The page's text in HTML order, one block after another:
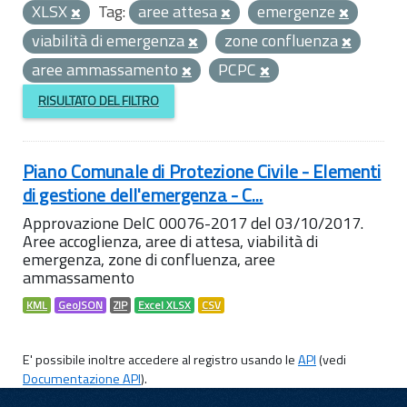
XLSX
Tag: aree attesa
emergenze
viabilità di emergenza
zone confluenza
aree ammassamento
PCPC
RISULTATO DEL FILTRO
Piano Comunale di Protezione Civile - Elementi
di gestione dell'emergenza - C...
Approvazione DelC 00076-2017 del 03/10/2017.
Aree accoglienza, aree di attesa, viabilità di
emergenza, zone di confluenza, aree
ammassamento
KML GeoJSON ZIP Excel XLSX CSV
E' possibile inoltre accedere al registro usando leAPI(vedi
Documentazione API).